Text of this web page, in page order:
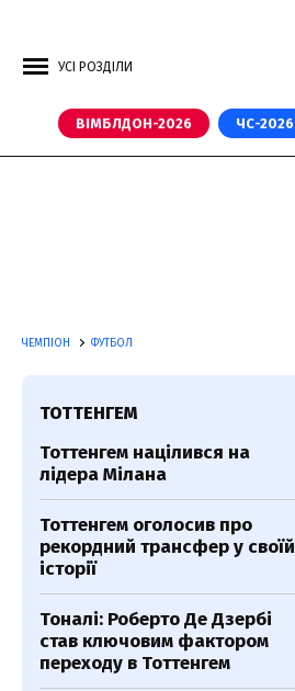
УСІ РОЗДІЛИ
ВІМБЛДОН-2026 ЧС-2026
ЧЕМПІОН ФУТБОЛ
ТОТТЕНГЕМ
Тоттенгем націлився на
лідера Мілана
Тоттенгем оголосив про
рекордний трансфер у своїй
історії
Тоналі: Роберто Де Дзербі
став ключовим фактором
переходу в Тоттенгем